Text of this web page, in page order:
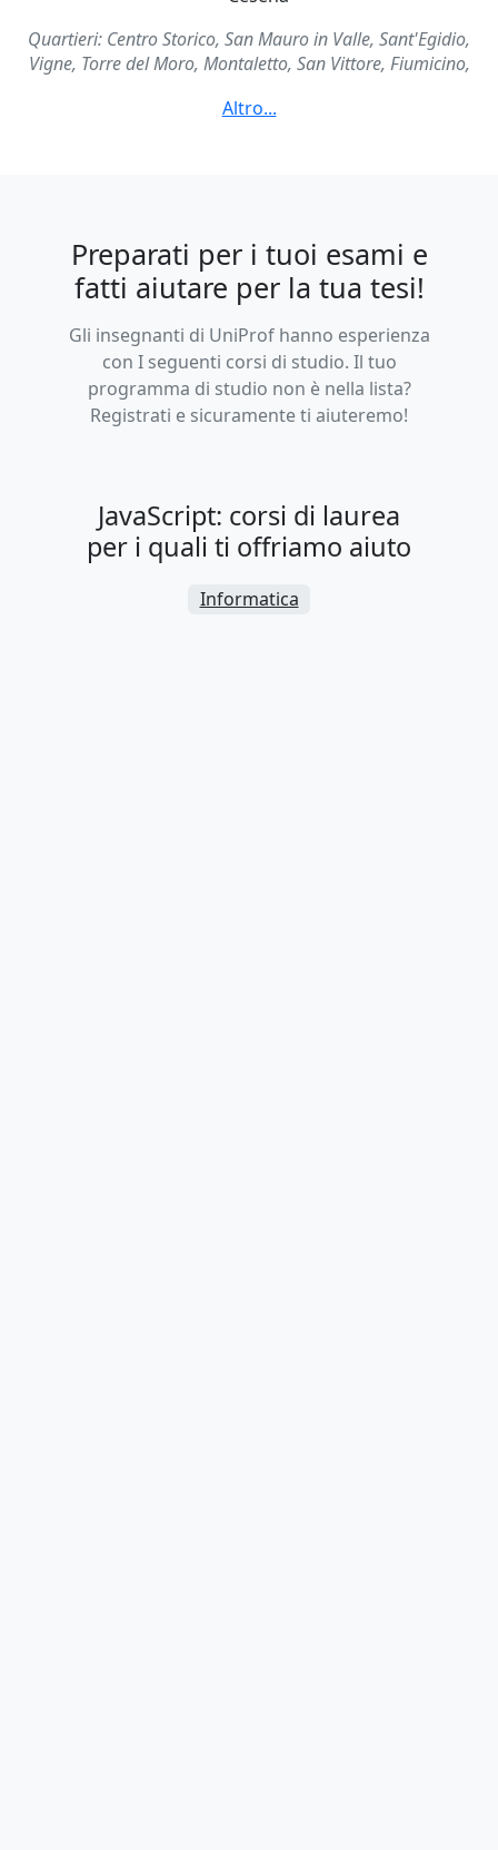
Quartieri: Centro Storico, San Mauro in Valle, Sant'Egidio,
Vigne, Torre del Moro, Montaletto, San Vittore, Fiumicino,
Rubicone, Gambettola, Cesena Est, Ponte Abbadesse, Ponte
Preparati per i tuoi esami e
fatti aiutare per la tua tesi!
Gli insegnanti di UniProf hanno esperienza
con I seguenti corsi di studio. Il tuo
programma di studio non è nella lista?
Registrati e sicuramente ti aiuteremo!
JavaScript: corsi di laurea
per i quali ti offriamo aiuto
Informatica